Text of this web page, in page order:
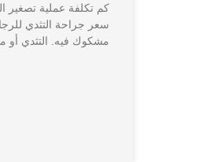
كم تكلفة عملية تصغير
سعر جراحة التثدي
مشكوك فيه. التثدي أو